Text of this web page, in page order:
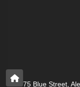
75 Blue Street,